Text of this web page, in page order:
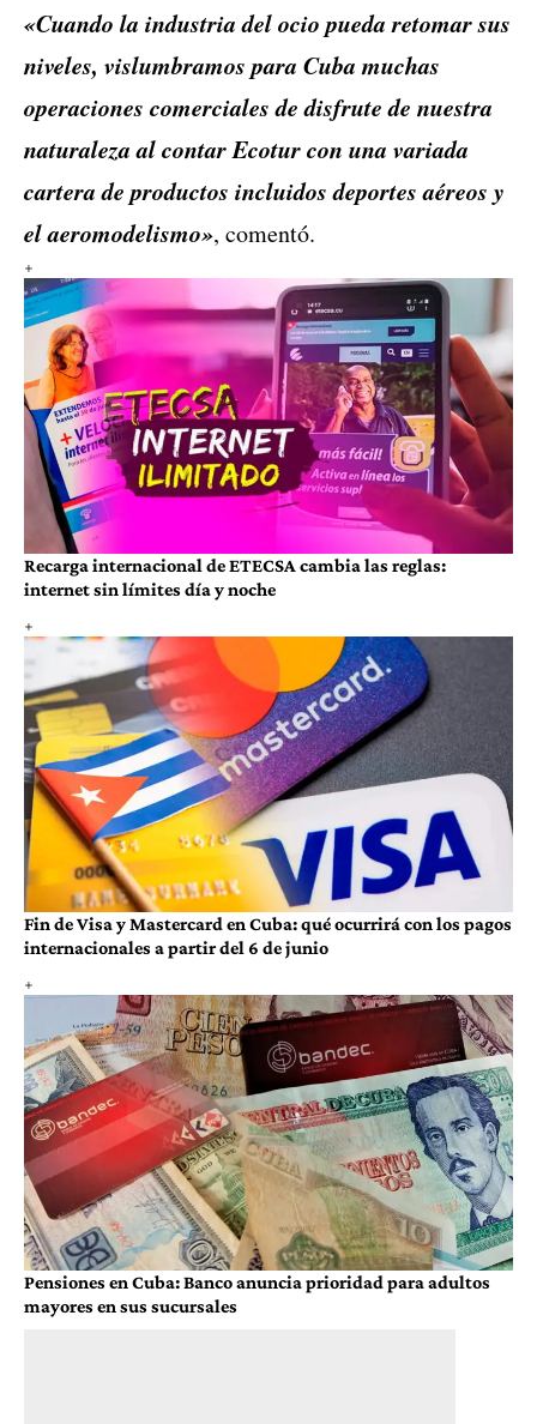
«Cuando la industria del ocio pueda retomar sus
niveles, vislumbramos para Cuba muchas
operaciones comerciales de disfrute de nuestra
naturaleza al contar Ecotur con una variada
cartera de productos incluidos deportes aéreos y
el aeromodelismo», comentó.
Recarga internacional de ETECSA cambia las reglas:
internet sin límites día y noche
Fin de Visa y Mastercard en Cuba: qué ocurrirá con los pagos
internacionales a partir del 6 de junio
Pensiones en Cuba: Banco anuncia prioridad para adultos
mayores en sus sucursales